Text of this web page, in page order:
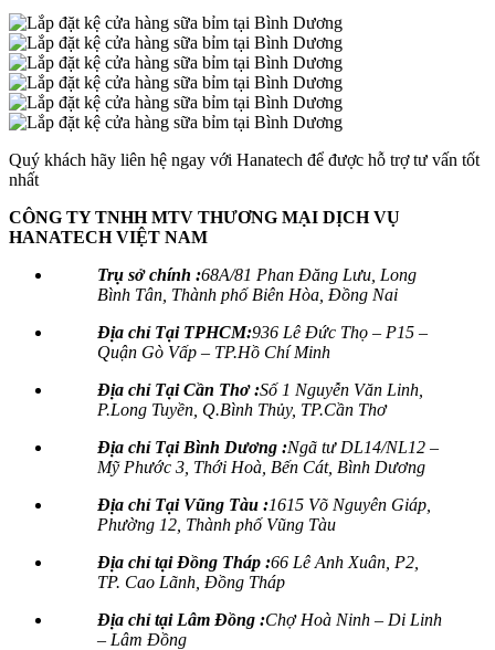
Quý khách hãy liên hệ ngay với Hanatech để được hỗ trợ tư vấn tốt
nhất
CÔNG TY TNHH MTV THƯƠNG MẠI DỊCH VỤ
HANATECH VIỆT NAM
Trụ sở chính :68A/81 Phan Đăng Lưu, Long
Bình Tân, Thành phố Biên Hòa, Đồng Nai
Địa chỉ Tại TPHCM:936 Lê Đức Thọ – P15 –
Quận Gò Vấp – TP.Hồ Chí Minh
Địa chỉ Tại Cần Thơ :Số 1 Nguyễn Văn Linh,
P.Long Tuyền, Q.Bình Thủy, TP.Cần Thơ
Địa chỉ Tại Bình Dương :Ngã tư DL14/NL12 –
Mỹ Phước 3, Thới Hoà, Bến Cát, Bình Dương
Địa chỉ Tại Vũng Tàu :1615 Võ Nguyên Giáp,
Phường 12, Thành phố Vũng Tàu
Địa chỉ tại Đồng Tháp :66 Lê Anh Xuân, P2,
TP. Cao Lãnh, Đồng Tháp
Địa chỉ tại Lâm Đồng :Chợ Hoà Ninh – Di Linh
– Lâm Đồng